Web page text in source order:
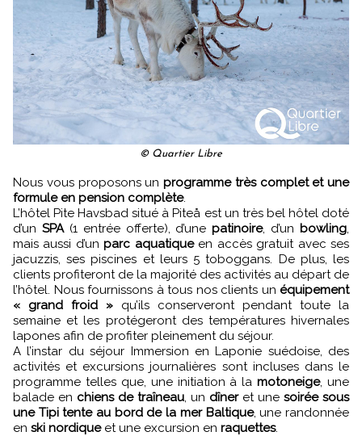
© Quartier Libre
Nous vous proposons un programme très complet et une
formule en pension complète.
L’hôtel Pite Havsbad situé à Piteå est un très bel hôtel doté
d’un SPA(1 entrée offerte), d’unepatinoire, d’un bowling
mais aussi d’unparc aquatiqueen accès gratuit avec ses
jacuzzis, ses piscines et leurs 5 toboggans. De plus, les
clients profiteront de la majorité des activités au départ de
l’hôtel. Nous fournissons à tous nos clients un équipement
« grand froid » qu’ils conserveront pendant toute la
semaine et les protégeront des températures hivernales
lapones afin de profiter pleinement du séjour.
A l’instar du séjour Immersion en Laponie suédoise, des
activités et excursions journalières sont incluses dans le
programme telles que, une initiation à lamotoneige, une
balade en chiens de traîneau , un dîneret une soirée sous
une Tipi tente au bord de la mer Baltique, une randonnée
en ski nordiqueet une excursion en raquettes.